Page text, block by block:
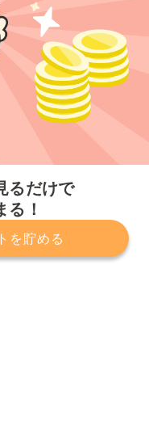
るだけで
る！
を貯める
運営会社